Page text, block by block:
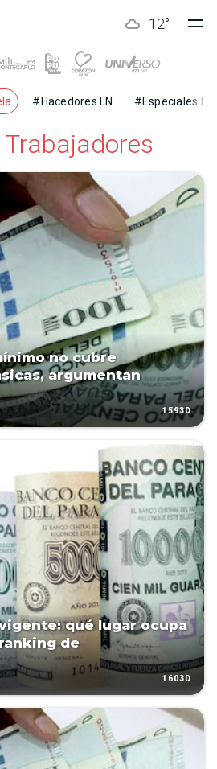
12°
#Hacedores LN #Especiales LN
no cubre
argumentan
1593D
qué lugar ocupa
de
1603D